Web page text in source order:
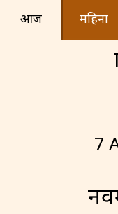
आज महिना
7